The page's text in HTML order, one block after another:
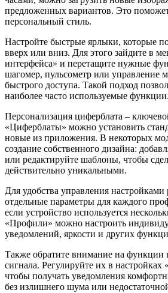
предложенных вариантов. Это
персональный стиль.
Настройте быстрые ярлыки, которые
вверх или вниз. Для этого зайдите в
интерфейса» и перетащите нужные
шагомер, пульсометр или управление
быстрого доступа. Такой подход
наиболее часто используемые функции.
Персонализация циферблата –
«Циферблаты» можно установить
новые из приложения. В некоторых
создание собственного дизайна:
или редактируйте шаблоны, чтобы
действительно уникальными.
Для удобства управления настройками
отдельные параметры для каждого
если устройство используется
«Профили» можно настроить
уведомлений, яркости и других
Также обратите внимание на функции
сигнала. Регулируйте их в настройках
чтобы получать уведомления
без излишнего шума или